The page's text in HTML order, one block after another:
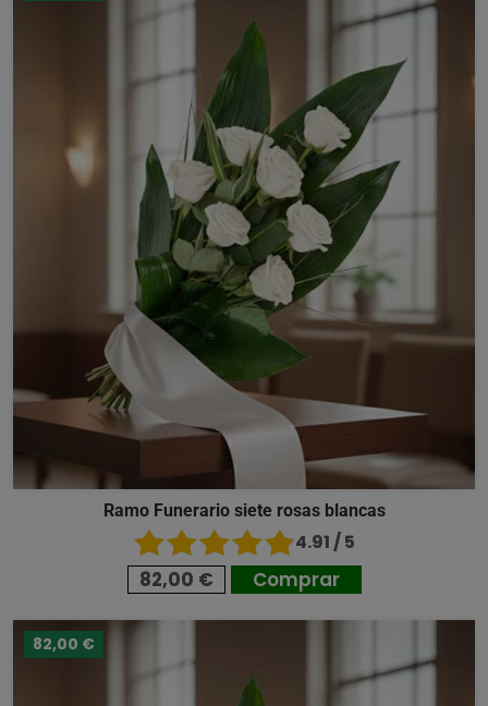
Ramo Funerario siete rosas blancas
4.91 / 5
82,00 € Comprar
82,00 €